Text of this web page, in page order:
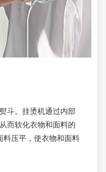
斗。挂烫机通过内部
而软化衣物和面料的
料压平，使衣物和面料